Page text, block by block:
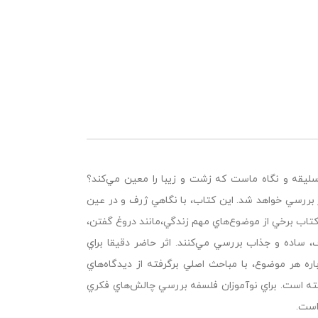
و نگاه ماست كه زشت و زيبا را معين مي‌كند؟
خواهد شد. اين كتاب، با نگاهي ژرف و در عين
برخي از موضوع‌هاي مهم زندگي،‌مانند دروغ گفتن،
و جذاب بررسي مي‌كنند. اثر حاضر دقيقا براي
موضوع، با مباحث اصلي برگرفته از ديدگاه‌هاي
است. براي نوآموزان فلسفه بررسي چالش‌هاي فكري
است.